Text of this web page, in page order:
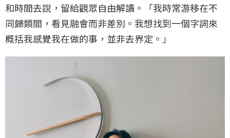
和時間去說，留給觀眾自由解讀。「我時常游移在不
同歸類間，看見融會而非差別。我想找到一個字詞來
概括我感覺我在做的事，並非去界定。」